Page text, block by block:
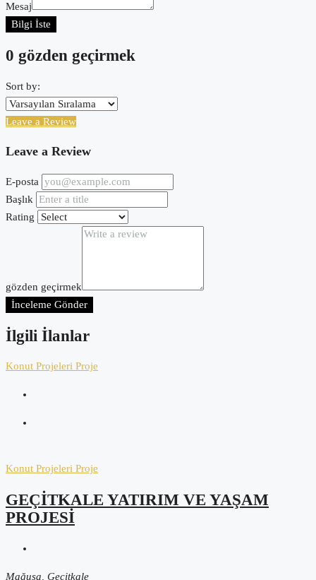
Mesaj
Bilgi İste
0 gözden geçirmek
Sort by:
Leave a Review
Leave a Review
E-posta
Başlık
Rating
gözden geçirmek
İnceleme Gönder
İlgili İlanlar
Konut Projeleri Proje
Konut Projeleri Proje
GEÇİTKALE YATIRIM VE YAŞAM
PROJESİ
Mağusa, Geçitkale